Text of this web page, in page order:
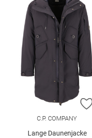
C.P. COMPANY
Lange Daunenjacke